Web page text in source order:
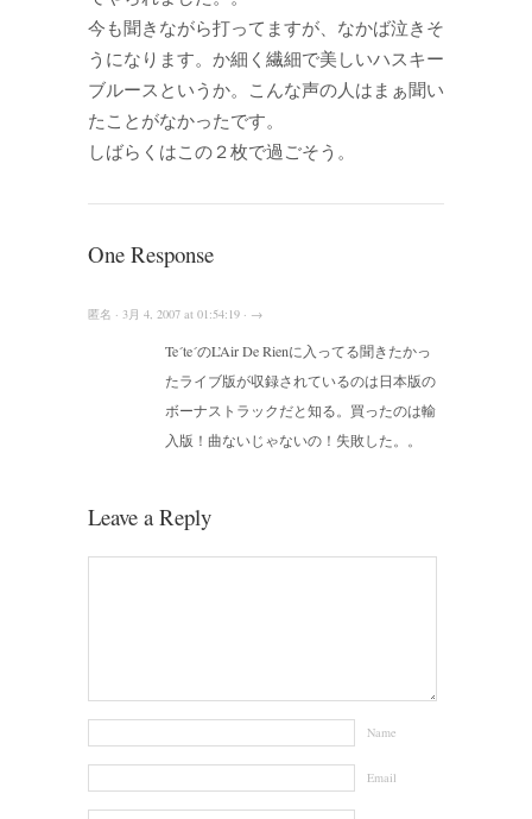
今も聞きながら打ってますが、なかば泣きそ
うになります。か細く繊細で美しいハスキー
ブルースというか。こんな声の人はまぁ聞い
たことがなかったです。
しばらくはこの２枚で過ごそう。
One Response
匿名 · 3月 4, 2007 at 01:54:19 · →
Te´te´のL’Air De Rienに入ってる聞きたかっ
たライブ版が収録されているのは日本版の
ボーナストラックだと知る。買ったのは輸
入版！曲ないじゃないの！失敗した。。
Leave a Reply
Name
Email